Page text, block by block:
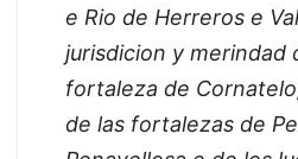
e Rio de Herreros e
jurisdicion y merindad
fortaleza de
de las fortalezas de